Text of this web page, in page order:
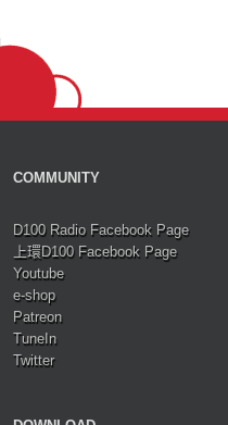
COMMUNITY
D100 Radio Facebook Page
上環D100 Facebook Page
Youtube
e-shop
Patreon
TuneIn
Twitter